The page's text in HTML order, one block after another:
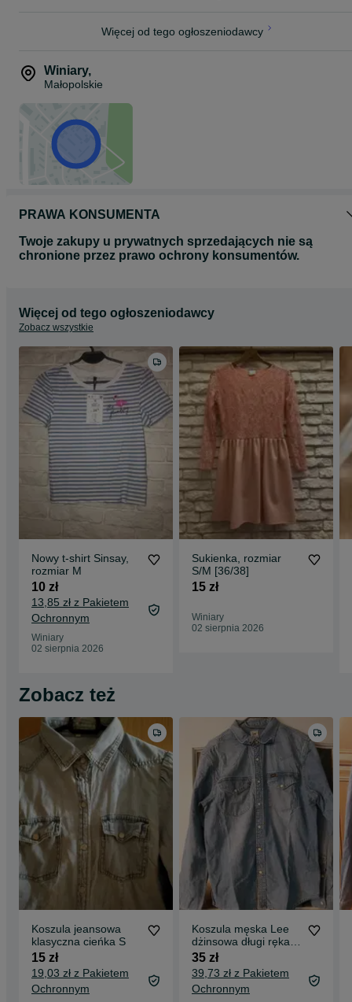
Więcej od tego ogłoszeniodawcy
Winiary,
Małopolskie
PRAWA KONSUMENTA
Twoje zakupy u prywatnych sprzedających nie są
chronione przez prawo ochrony konsumentów.
Więcej od tego ogłoszeniodawcy
Zobacz wszystkie
Nowy t-shirt Sinsay,
rozmiar M
10 zł
13,85 zł z Pakietem
Ochronnym
Winiary
02 sierpnia 2026
Sukienka, rozmiar
S/M [36/38]
15 zł
Winiary
02 sierpnia 2026
Zobacz też
Koszula jeansowa
klasyczna cieńka S
15 zł
19,03 zł z Pakietem
Ochronnym
Koszula męska Lee
dżinsowa długi rękaw
rozm. M Denim stan
bdb
35 zł
39,73 zł z Pakietem
Ochronnym